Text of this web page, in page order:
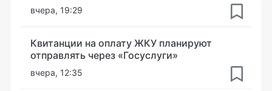
вчера, 19:29
Квитанции на оплату ЖКУ планируют
отправлять через «Госуслуги»
вчера, 12:35